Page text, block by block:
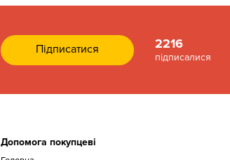
2216
підписалися
Допомога покупцеві